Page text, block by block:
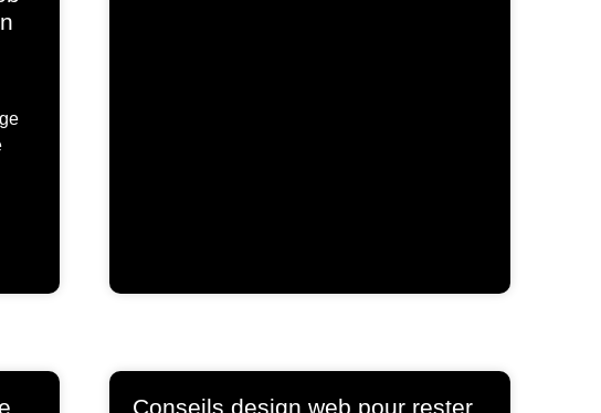
Conseils design web pour rester